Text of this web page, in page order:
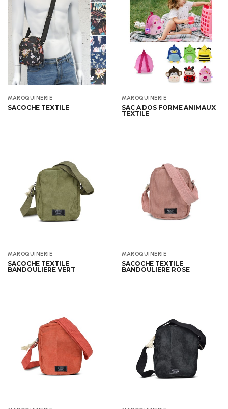
MAROQUINERIE
SACOCHE TEXTILE
MAROQUINERIE
SAC A DOS FORME ANIMAUX
TEXTILE
MAROQUINERIE
SACOCHE TEXTILE
BANDOULIERE VERT
MAROQUINERIE
SACOCHE TEXTILE
BANDOULIERE ROSE